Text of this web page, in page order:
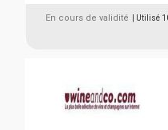
En cours de validité | Utilisé